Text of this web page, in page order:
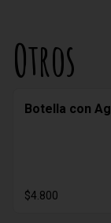
Otros
Botella con
$4.800